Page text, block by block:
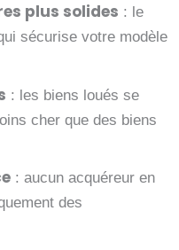
plus solides : le
sécurise votre modèle
: les biens loués se
cher que des biens
: aucun acquéreur en
des